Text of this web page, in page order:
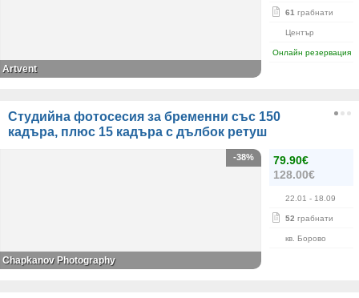
61 грабнати
Център
Онлайн резервация
Artvent
Студийна фотосесия за бременни със 150
кадъра, плюс 15 кадъра с дълбок ретуш
79.90€
128.00€
22.01 - 18.09
52 грабнати
кв. Борово
-38%
Chapkanov Photography